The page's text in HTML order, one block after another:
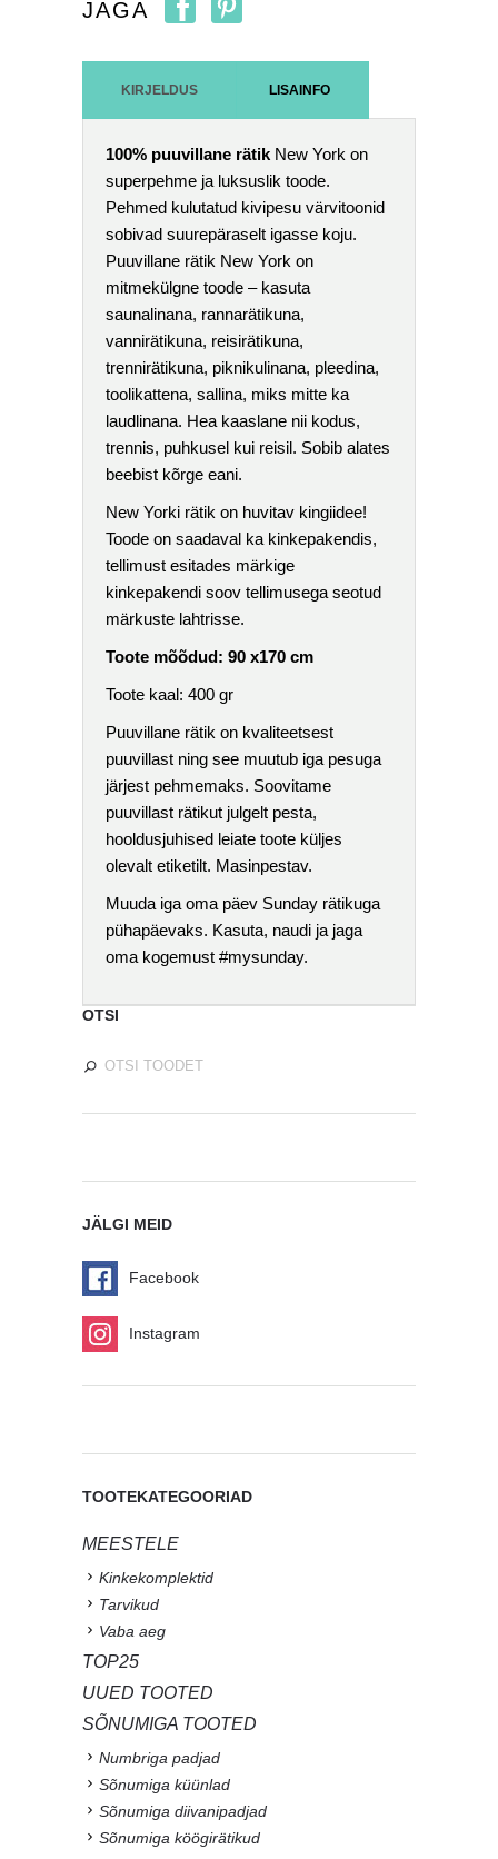
JAGA
KIRJELDUS LISAINFO
100% puuvillane rätikNew York on
superpehme ja luksuslik toode.
Pehmed kulutatud kivipesu värvitoonid
sobivad suurepäraselt igasse koju.
Puuvillane rätik New York on
mitmekülgne toode – kasuta
saunalinana, rannarätikuna,
vannirätikuna, reisirätikuna,
trennirätikuna, piknikulinana, pleedina,
toolikattena, sallina, miks mitte ka
laudlinana. Hea kaaslane nii kodus,
trennis, puhkusel kui reisil. Sobib alates
beebist kõrge eani.
New Yorki rätik on huvitav kingiidee!
Toode on saadaval ka kinkepakendis,
tellimust esitades märkige
kinkepakendi soov tellimusega seotud
märkuste lahtrisse.
Toote mõõdud: 90 x170 cm
Toote kaal: 400 gr
Puuvillane rätik on kvaliteetsest
puuvillast ning see muutub iga pesuga
järjest pehmemaks. Soovitame
puuvillast rätikut julgelt pesta,
hooldusjuhised leiate toote küljes
olevalt etiketilt. Masinpestav.
Muuda iga oma päev Sunday rätikuga
pühapäevaks. Kasuta, naudi ja jaga
oma kogemust #mysunday.
OTSI
JÄLGI MEID
Facebook
Instagram
TOOTEKATEGOORIAD
MEESTELE
Kinkekomplektid
Tarvikud
Vaba aeg
TOP25
UUED TOOTED
SÕNUMIGA TOOTED
Numbriga padjad
Sõnumiga küünlad
Sõnumiga diivanipadjad
Sõnumiga köögirätikud